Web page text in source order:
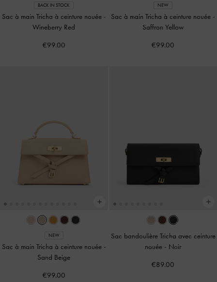
BACK IN STOCK
Sac à main Tricha à ceinture nouée -
Wineberry Red
€99.00
NEW
Sac à main Tricha à ceinture nouée -
Saffron Yellow
€99.00
NEW
Sac à main Tricha à ceinture nouée -
Sand Beige
€99.00
Sac bandoulière Tricha avec ceinture
nouée - Noir
€89.00